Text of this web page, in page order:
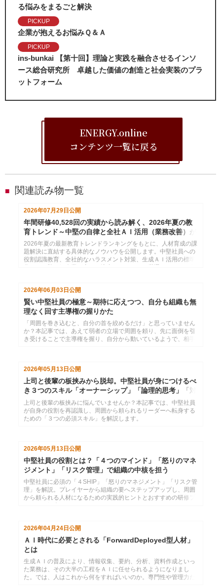
る悩みをまるごと解決
PICKUP
企業が抱えるお悩みＱ＆Ａ
PICKUP
ins-bunkai 【第十回】理論と実践を融合させるインソ
ース総合研究所 卓越した価値の創造と社会実装のプラ
ットフォーム
ENERGY.online
コンテンツ一覧に戻る
■ 関連読み物一覧
2026年07月29日 公開
年間研修40,528回の実績から読み解く、2026年夏の教
育トレンド～中堅の自律と全社ＡＩ活用（業務改善）が
分かれ道
2026年夏の最新教育トレンドランキングをもとに、人材育成の課
題解決に直結する具体的なノウハウを公開します。中堅社員への
役割認識教育、全社的なハラスメント対策、生成ＡＩ活用の標準
2026年06月03日公開
賢い中堅社員の極意～期待に応えつつ、自分も組織も無
理なく回す主導権の握りかた
「周囲を巻き込むと、自分の首を絞めるだけ」と思っていません
か？本記事では、あえて弱者の立場で周囲を頼り、先に面倒を引
き受けることで主導権を握り、自分から動いているようで、相手
2026年05月13日 公開
上司と後輩の板挟みから脱却。中堅社員が身につけるべ
き３つのスキル「オーナーシップ」「論理的思考」「対
話術」
上司と後輩の板挟みに悩んでいませんか？本記事では、中堅社員
が自身の役割を再認識し、周囲から頼られるリーダーへ転身する
ための「３つの必須スキル」を解説します。
2026年05月13日 公開
中堅社員の役割とは？「４つのマインド」「怒りのマネ
ジメント」「リスク管理」で組織の中核を担う
中堅社員に必須の「４SHIP」「怒りのマネジメント」「リスク管
理」を解説。プレイヤーから組織の要へステップアップし、周囲
から頼られる人材になるための実践的ヒントとおすすめの研修プ
2026年04月24日公開
ＡＩ時代に必要とされる「ForwardDeployed型人材」
とは
生成ＡＩの普及により、情報収集、要約、分析、資料作成といっ
た業務は、その大半の工程をＡＩに任せられるようになりまし
た。では、人はこれから何をすればいいのか。専門性や管理力だ